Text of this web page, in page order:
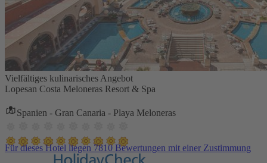
Vielfältiges kulinarisches Angebot
Lopesan Costa Meloneras Resort & Spa
Spanien - Gran Canaria - Playa Meloneras
Für dieses Hotel liegen 7810 Bewertungen mit einer Zustimmung